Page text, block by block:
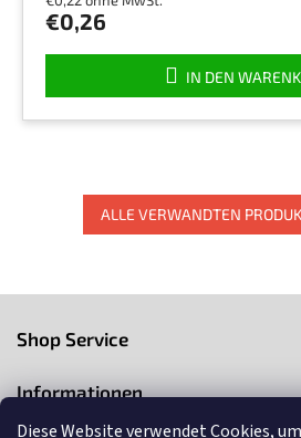
Diese Website verwendet Cookies,
von
5
€0,26
IN DEN
ALLE VERWANDTEN
e
Shop Service
Informationen